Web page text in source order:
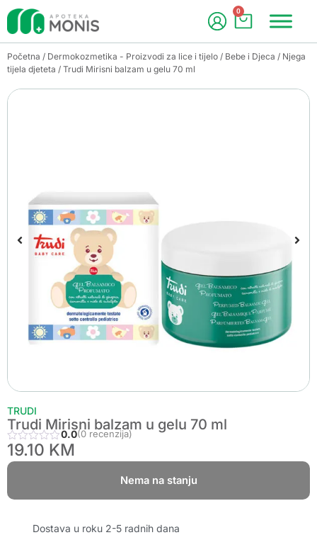
0
Početna / Dermokozmetika - Proizvodi za lice i tijelo / Bebe i Djeca / Njega
tijela djeteta / Trudi Mirisni balzam u gelu 70 ml
TRUDI
Trudi Mirisni balzam u gelu 70 ml
0.0(0 recenzija)
19.10 KM
Nema na stanju
Dostava u roku 2-5 radnih dana